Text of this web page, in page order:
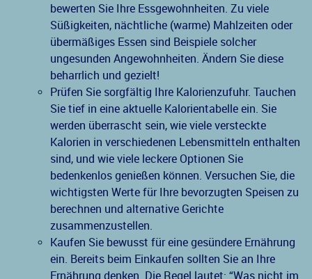
bewerten Sie Ihre Essgewohnheiten. Zu viele
Süßigkeiten, nächtliche (warme) Mahlzeiten oder
übermäßiges Essen sind Beispiele solcher
ungesunden Angewohnheiten. Ändern Sie diese
beharrlich und gezielt!
Prüfen Sie sorgfältig Ihre Kalorienzufuhr. Tauchen
Sie tief in eine aktuelle Kalorientabelle ein. Sie
werden überrascht sein, wie viele versteckte
Kalorien in verschiedenen Lebensmitteln enthalten
sind, und wie viele leckere Optionen Sie
bedenkenlos genießen können. Versuchen Sie, die
wichtigsten Werte für Ihre bevorzugten Speisen zu
berechnen und alternative Gerichte
zusammenzustellen.
Kaufen Sie bewusst für eine gesündere Ernährung
ein. Bereits beim Einkaufen sollten Sie an Ihre
Ernährung denken. Die Regel lautet: “Was nicht im